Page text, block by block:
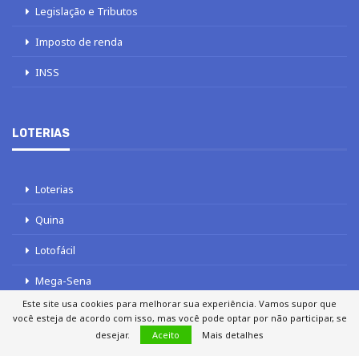
Legislação e Tributos
Imposto de renda
INSS
LOTERIAS
Loterias
Quina
Lotofácil
Mega-Sena
Tele sena
Este site usa cookies para melhorar sua experiência. Vamos supor que
você esteja de acordo com isso, mas você pode optar por não participar, se
desejar.
Aceito Mais detalhes